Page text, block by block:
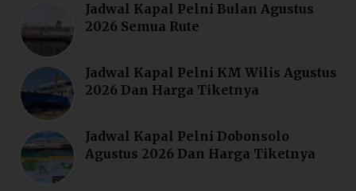
Jadwal Kapal Pelni Bulan Agustus
2026 Semua Rute
Jadwal Kapal Pelni KM Wilis Agustus
2026 Dan Harga Tiketnya
Jadwal Kapal Pelni Dobonsolo
Agustus 2026 Dan Harga Tiketnya